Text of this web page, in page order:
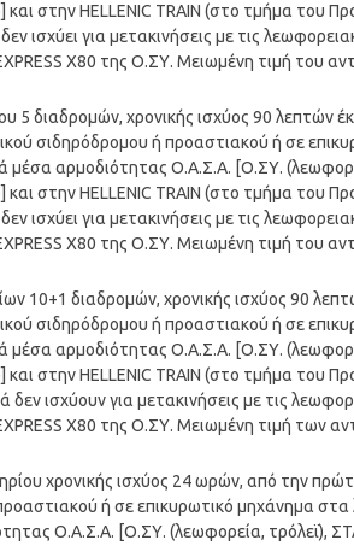
και στην HELLENIC TRAIN (στο τμήμα του
ισχύει για μετακινήσεις με τις
Χ80 της Ο.ΣΥ. Μειωμένη τιμή του
5 διαδρομών, χρονικής ισχύος 90
σιδηρόδρομου ή προαστιακού ή σε
μέσα αρμοδιότητας Ο.Α.Σ.Α. [Ο.ΣΥ.
και στην HELLENIC TRAIN (στο τμήμα του
ισχύει για μετακινήσεις με τις
Χ80 της Ο.ΣΥ. Μειωμένη τιμή του
10+1 διαδρομών, χρονικής ισχύος 90
σιδηρόδρομου ή προαστιακού ή σε
μέσα αρμοδιότητας Ο.Α.Σ.Α. [Ο.ΣΥ.
και στην HELLENIC TRAIN (στο τμήμα του
ισχύουν για μετακινήσεις με τις
Χ80 της Ο.ΣΥ. Μειωμένη τιμή των
χρονικής ισχύος 24 ωρών, από την
ή σε επικυρωτικό μηχάνημα
Ο.Α.Σ.Α. [Ο.ΣΥ. (λεωφορεία, τρόλεϊ),